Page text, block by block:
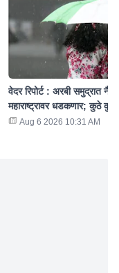
वेदर रिपोर्ट : अरबी समुद्रात
महाराष्ट्रावर धडकणार; कुठे
Aug 6 2026 10:31 AM